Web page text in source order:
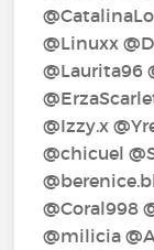
@Linuxx‍
@Laurita96‍
@Izzy.x‍
@chicuel‍
@Coral998‍
@milicia‍